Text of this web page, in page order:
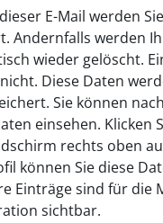
E-Mail werden
Andernfalls werden
wieder gelöscht.
Diese Daten
Sie können
einsehen. Klicken
rechts oben
können Sie diese
Einträge sind für die
sichtbar.